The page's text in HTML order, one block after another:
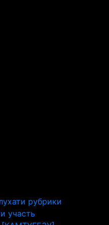
рубрики
участь